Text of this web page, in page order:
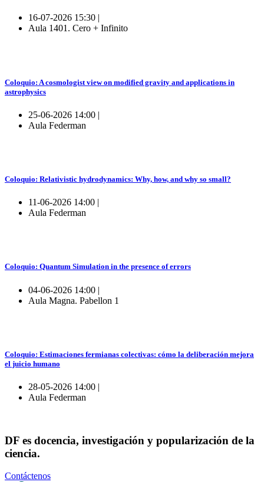
16-07-2026 15:30 |
Aula 1401. Cero + Infinito
Coloquio: A cosmologist view on modified gravity and applications in
astrophysics
25-06-2026 14:00 |
Aula Federman
Coloquio: Relativistic hydrodynamics: Why, how, and why so small?
11-06-2026 14:00 |
Aula Federman
Coloquio: Quantum Simulation in the presence of errors
04-06-2026 14:00 |
Aula Magna. Pabellon 1
Coloquio: Estimaciones fermianas colectivas: cómo la deliberación mejora
el juicio humano
28-05-2026 14:00 |
Aula Federman
DF es docencia, investigación y popularización de la
ciencia.
Contáctenos